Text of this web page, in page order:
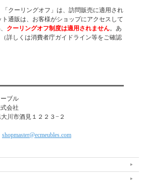
クーリングオフ」は、訪問販売に適用され
通販は、お客様がショップにアクセスして
クーリングオフ制度は適用されません。あ
詳しくは消費者庁ガイドライン等をご確認
ブル
会社
川市酒見１２２３−２
shopmaster@ecmeubles.com